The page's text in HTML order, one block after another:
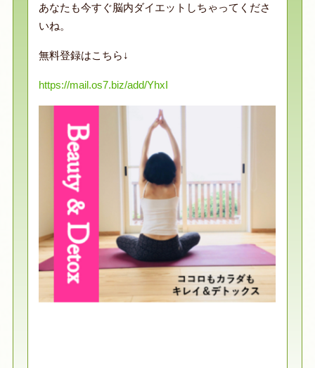
あなたも今すぐ脳内ダイエットしちゃってくださ
いね。
無料登録はこちら↓
https://mail.os7.biz/add/YhxI